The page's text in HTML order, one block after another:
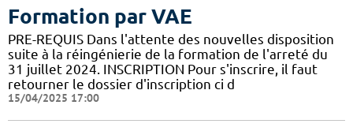
Formation par VAE
PRE-REQUIS Dans l'attente des nouvelles disposition
suite à la réingénierie de la formation de l'arreté du
31 juillet 2024. INSCRIPTION Pour s'inscrire, il faut
retourner le dossier d'inscription ci d
15/04/2025 17:00